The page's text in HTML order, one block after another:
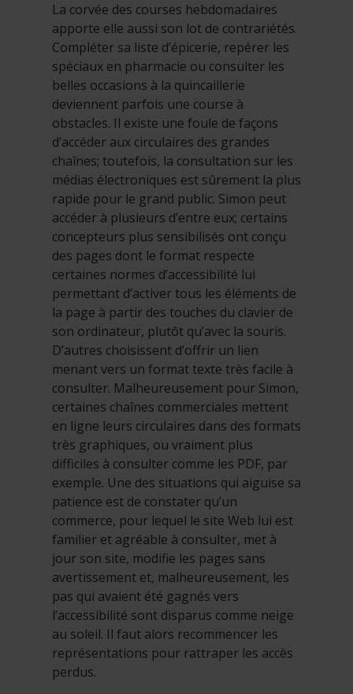
La corvée des courses hebdomadaires
apporte elle aussi son lot de contrariétés.
Compléter sa liste d’épicerie, repérer les
spéciaux en pharmacie ou consulter les
belles occasions à la quincaillerie
deviennent parfois une course à
obstacles. Il existe une foule de façons
d’accéder aux circulaires des grandes
chaînes; toutefois, la consultation sur les
médias électroniques est sûrement la plus
rapide pour le grand public. Simon peut
accéder à plusieurs d’entre eux; certains
concepteurs plus sensibilisés ont conçu
des pages dont le format respecte
certaines normes d’accessibilité lui
permettant d’activer tous les éléments de
la page à partir des touches du clavier de
son ordinateur, plutôt qu’avec la souris.
D’autres choisissent d’offrir un lien
menant vers un format texte très facile à
consulter. Malheureusement pour Simon,
certaines chaînes commerciales mettent
en ligne leurs circulaires dans des formats
très graphiques, ou vraiment plus
difficiles à consulter comme les PDF, par
exemple. Une des situations qui aiguise sa
patience est de constater qu’un
commerce, pour lequel le site Web lui est
familier et agréable à consulter, met à
jour son site, modifie les pages sans
avertissement et, malheureusement, les
pas qui avaient été gagnés vers
l’accessibilité sont disparus comme neige
au soleil. Il faut alors recommencer les
représentations pour rattraper les accès
perdus.